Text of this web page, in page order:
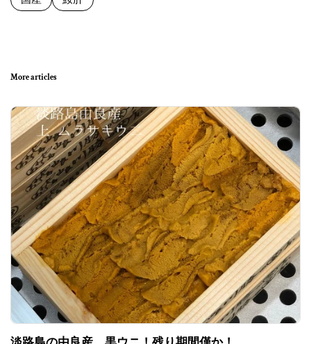
More articles